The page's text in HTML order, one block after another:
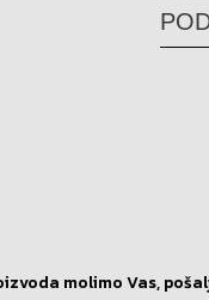
molimo Vas,